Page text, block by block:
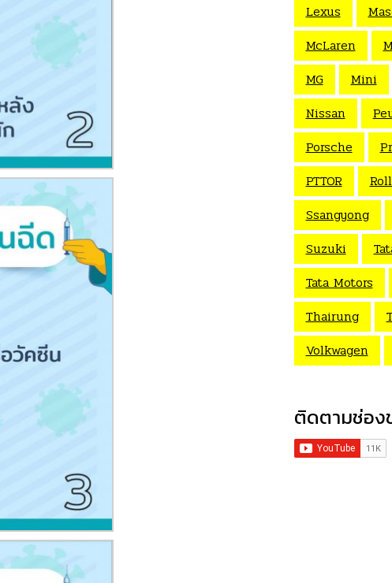
Lexus
McLaren
MG
Mini
Nissan
Porsche
PTTOR
Ssangyong
Suzuki
Tata Motors
Thairung
Volkwagen
ติดตามช่อง